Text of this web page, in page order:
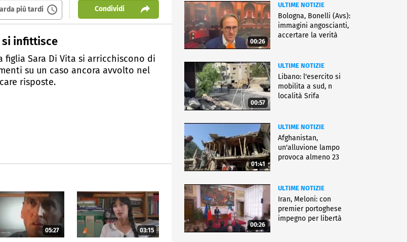
più tardi Condividi
si infittisce
Sara Di Vita si arricchiscono di
su un caso ancora avvolto nel
risposte.
05:27 03:15
00:26
ULTIME NOTIZIE
Bologna, Bonelli (Avs):
immagini angoscianti,
accertare la verità
00:57
ULTIME NOTIZIE
Libano: l'esercito si
mobilita a sud, n
località Srifa
01:41
ULTIME NOTIZIE
Afghanistan,
un'alluvione lampo
provoca almeno 23
00:26
ULTIME NOTIZIE
Iran, Meloni: con
premier portoghese
impegno per libertà